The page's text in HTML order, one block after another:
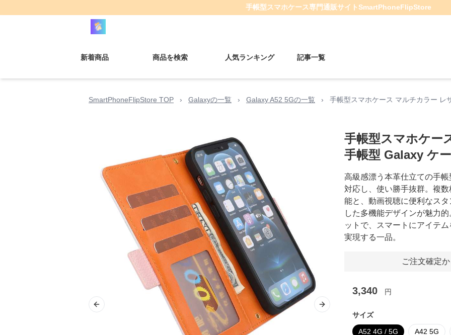
手帳型スマホケース専門通販サイトSmartPhoneFlipStore
新着商品 商品を検索 人気ランキング 記事一覧
SmartPhoneFlipStore TOP › Galaxyの一覧 › Galaxy A52 5Gの一覧 › 手帳型スマホケース マルチカラー レ
Previous slide Next slide
手帳型スマホケー
手帳型 Galaxy ケ
高級感漂う本革仕立ての手
対応し、使い勝手抜群。複
能と、動画視聴に便利なス
した多機能デザインが魅力
ットで、スマートにアイテ
実現する一品。
ご注文確定
3,340 円
サイズ
A52 4G / 5G A42 5G